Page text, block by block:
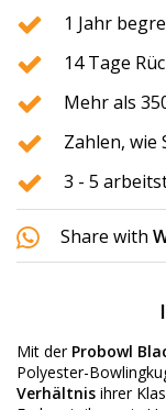
1 Jahr
14 Tage
Mehr als
Zahlen, wie
3 - 5
Share with
Mit der Probowl
Polyester-
Verhältnis ihrer